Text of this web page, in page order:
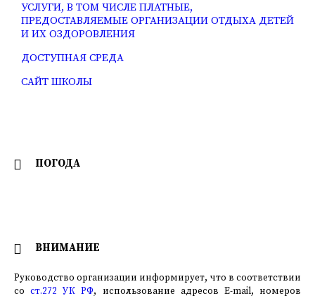
УСЛУГИ, В ТОМ ЧИСЛЕ ПЛАТНЫЕ,
ПРЕДОСТАВЛЯЕМЫЕ ОРГАНИЗАЦИИ ОТДЫХА ДЕТЕЙ
И ИХ ОЗДОРОВЛЕНИЯ
ДОСТУПНАЯ СРЕДА
САЙТ ШКОЛЫ
ПОГОДА
ВНИМАНИЕ
Руководство организации информирует, что в соответствии
сост.272 УК РФ, использование адресов E-mail, номеров